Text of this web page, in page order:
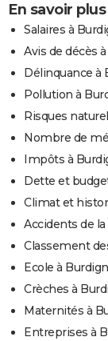
En savoir
Salaires à
Avis de décès
Délinquance à
Pollution à
Risques
Nombre de
Impôts à
Dette et
Climat et
Accidents de
Classement
Ecole à
Crèches à
Maternités à
Entreprises à